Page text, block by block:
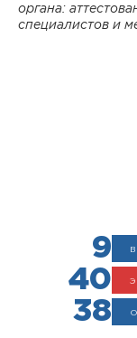
органа:
специалистов и
9
40
38